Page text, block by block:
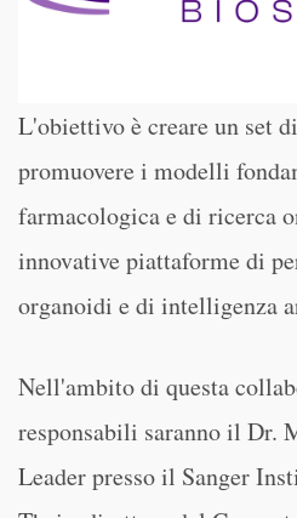
L'obiettivo è creare un set
promuovere i modelli
farmacologica e di ricerca
innovative piattaforme di
organoidi e di intelligenza
Nell'ambito di questa
responsabili saranno il Dr.
Leader presso il Sanger